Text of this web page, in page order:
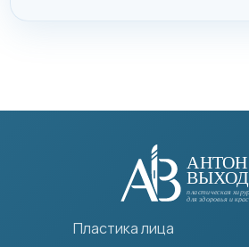
Пластика лица